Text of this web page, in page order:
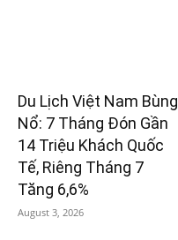
Du Lịch Việt Nam Bùng
Nổ: 7 Tháng Đón Gần
14 Triệu Khách Quốc
Tế, Riêng Tháng 7
Tăng 6,6%
August 3, 2026